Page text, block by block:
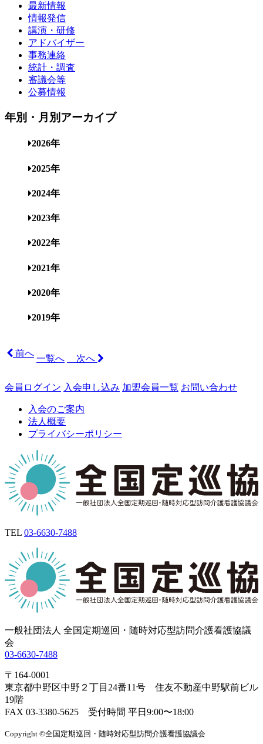
最新情報
情報発信
講演・研修
アドバイザー
事務連絡
統計・調査
審議会等
公募情報
年別・月別アーカイブ
2026年
2025年
2024年
2023年
2022年
2021年
2020年
2019年
前へ
一覧へ 次へ
会員ログイン 入会申し込み 加盟会員一覧 お問い合わせ
入会のご案内
法人概要
プライバシーポリシー
TEL 03-6630-7488
一般社団法人 全国定期巡回・随時対応型訪問介護看護協議
会
03-6630-7488
〒164-0001
東京都中野区中野２丁目24番11号 住友不動産中野駅前ビル
19階
FAX 03-3380-5625 受付時間 平日9:00〜18:00
Copyright ©全国定期巡回・随時対応型訪問介護看護協議会